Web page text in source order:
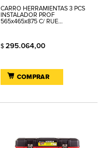
CARRO HERRAMIENTAS 3 PCS
INSTALADOR PROF
565x465x875 C/ RUE...
$295.064,00
COMPRAR